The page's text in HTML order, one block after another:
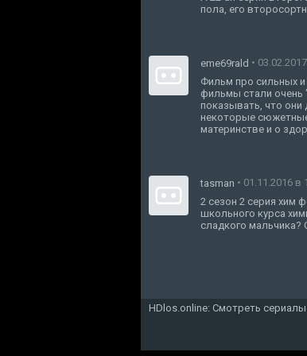
пола, его
eme69rald •
Фильм про сильных
фильмы стали очень
показывать, что они
некоторые
материнстве и о
tasman • 01.11.2016 в
2 сезон 2 серия хим
школьного курса
сладкого
HDlos.online: Смотреть